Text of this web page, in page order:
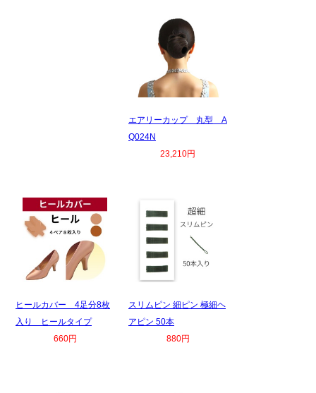
エアリーカップ 丸型 A
Q024N
23,210円
ヒールカバー 4足分8枚
入り ヒールタイプ
660円
スリムピン 細ピン 極細ヘ
アピン 50本
880円